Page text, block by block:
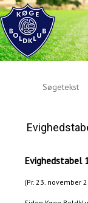
Evighedstabel
(Pr. 23. november